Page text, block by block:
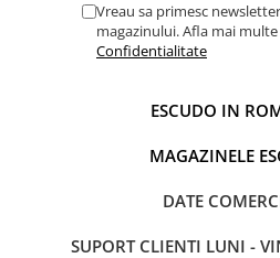
Vreau sa primesc
magazinului. Afla mai multe
Confidentialitate
ESCUDO IN
MAGAZINELE
DATE
SUPORT CLIENTI LUNI -